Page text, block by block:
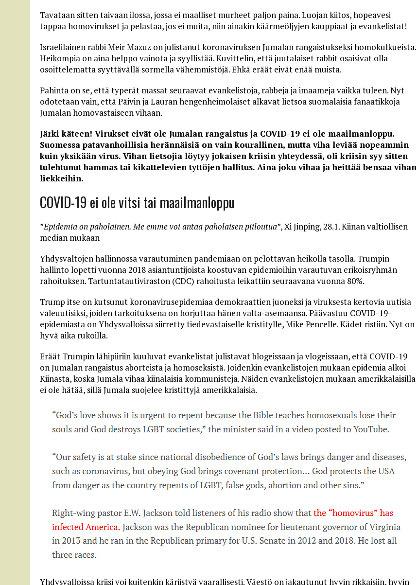
Tavataan sitten taivaan ilossa, jossa ei maalliset murheet paljon paina. Luojan kiitos, hopeavesi
tappaa homovirukset ja pelastaa, jos ei muita, niin ainakin käärmeöljyjen kauppiaat ja evankelistat!
Israelilainen rabbi Meir Mazuz on julistanut koronaviruksen Jumalan rangaistukseksi homokulkueista.
Heikompia on aina helppo vainota ja syyllistää. Kuvittelin, että juutalaiset rabbit osaisivat olla
osoittelematta syyttävällä sormella vähemmistöjä. Ehkä eräät eivät enää muista.
Pahinta on se, että typerät massat seuraavat evankelistoja, rabbeja ja imaameja vaikka tuleen. Nyt
odotetaan vain, että Päivin ja Lauran hengenheimolaiset alkavat lietsoa suomalaisia fanaatikkoja
Jumalan homovastaiseen vihaan.
Järki käteen! Virukset eivät ole Jumalan rangaistus ja COVID-19 ei ole maailmanloppu.
Suomessa patavanhoillisia herännäisiä on vain kourallinen, mutta viha leviää nopeammin
kuin yksikään virus. Vihan lietsojia löytyy jokaisen kriisin yhteydessä, oli kriisin syy sitten
tulehtunut hammas tai kikattelevien tyttöjen hallitus. Aina joku vihaa ja heittää bensaa vihan
liekkeihin.
COVID-19 ei ole vitsi tai maailmanloppu
”Epidemia on paholainen. Me emme voi antaa paholaisen piiloutua”, Xi Jinping, 28.1. Kiinan valtiollisen
median mukaan
Yhdysvaltojen hallinnossa varautuminen pandemiaan on pelottavan heikolla tasolla. Trumpin
hallinto lopetti vuonna 2018 asiantuntijoista koostuvan epidemioihin varautuvan erikoisryhmän
rahoituksen. Tartuntatautiviraston (CDC) rahoitusta leikattiin seuraavana vuonna 80%.
Trump itse on kutsunut koronavirusepidemiaa demokraattien juoneksi ja viruksesta kertovia uutisia
valeuutisiksi, joiden tarkoituksena on horjuttaa hänen valta-asemaansa. Päävastuu COVID-19-
epidemiasta on Yhdysvalloissa siirretty tiedevastaiselle kristitylle, Mike Pencelle. Kädet ristiin. Nyt on
hyvä aika rukoilla.
Eräät Trumpin lähipiiriin kuuluvat evankelistat julistavat blogeissaan ja vlogeissaan, että COVID-19
on Jumalan rangaistus aborteista ja homoseksistä. Joidenkin evankelistojen mukaan epidemia alkoi
Kiinasta, koska Jumala vihaa kiinalaisia kommunisteja. Näiden evankelistojen mukaan amerikkalaisilla
ei ole hätää, sillä Jumala suojelee kristittyjä amerikkalaisia.
Yhdysvalloissa kriisi voi kuitenkin kärjistyä vaarallisesti. Väestö on jakautunut hyvin rikkaisiin, hyvin